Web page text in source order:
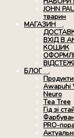
JOHN
тварин
МАГАЗИН
ВХІД В
КОШИК
БЛОГ
вкладене
меню
Awapuhi
Neuro
Tea Tree
Гід зі
PRO-